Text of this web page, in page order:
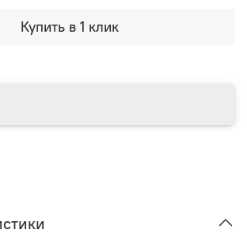
Купить в 1 клик